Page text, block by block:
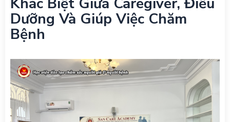
Dưỡng Và Giúp Việc Chăm
Bệnh